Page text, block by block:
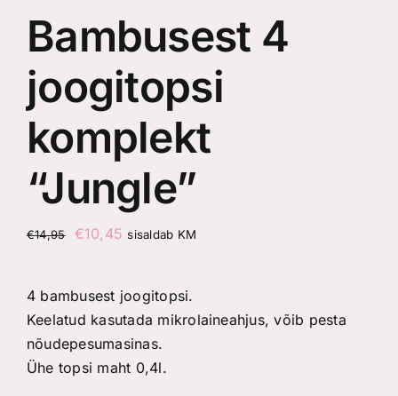
Bambusest 4
joogitopsi
komplekt
“Jungle”
€14,95
Algne
€14,95.
€10,45 Praegune
€10,45.
sisaldab KM
4 bambusest joogitopsi.
Keelatud kasutada mikrolaineahjus, võib pesta
nõudepesumasinas.
Ühe topsi maht 0,4l.